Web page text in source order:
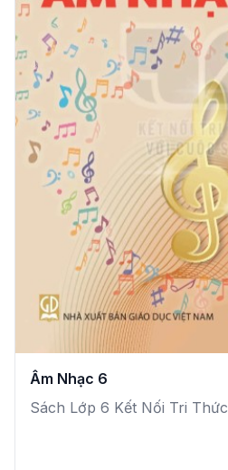
Âm Nhạc 6
Sách Lớp 6 Kết Nối Tri Thức